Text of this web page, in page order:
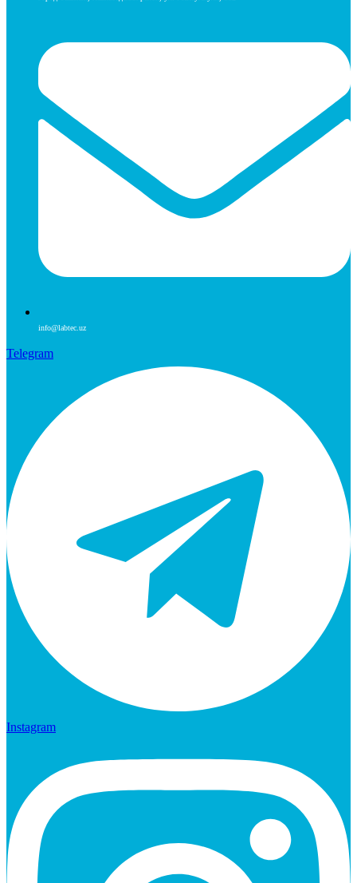
info@labtec.uz
Telegram
Instagram